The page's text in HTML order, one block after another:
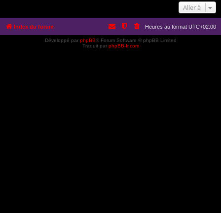
Aller à
Index du forum Heures au format UTC+02:00
Développé par phpBB® Forum Software © phpBB Limited
Traduit par phpBB-fr.com